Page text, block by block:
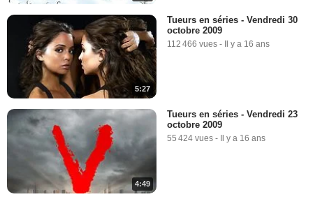
5:27
Tueurs en séries - Vendredi 30
octobre 2009
112 466 vues - Il y a 16 ans
4:49
Tueurs en séries - Vendredi 23
octobre 2009
55 424 vues - Il y a 16 ans